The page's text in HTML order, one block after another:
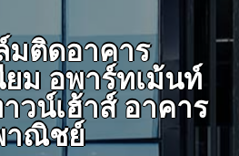
มติดอาคาร
ม อพาร์ทเม้นท์
วน์เฮ้าส์ อาคาร
ณิชย์